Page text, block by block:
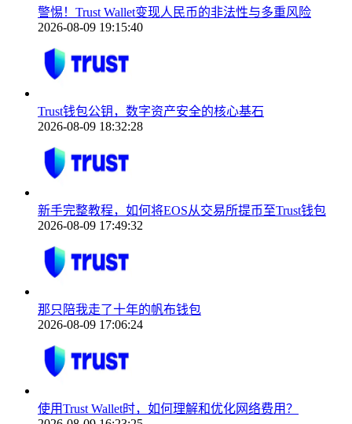
警惕！Trust Wallet变现人民币的非法性与多重风险
2026-08-09 19:15:40
Trust钱包公钥，数字资产安全的核心基石
2026-08-09 18:32:28
新手完整教程，如何将EOS从交易所提币至Trust钱包
2026-08-09 17:49:32
那只陪我走了十年的帆布钱包
2026-08-09 17:06:24
使用Trust Wallet时，如何理解和优化网络费用？